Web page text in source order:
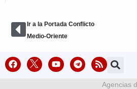
Ir a la Portada Conflicto
Medio-Oriente
Agencias